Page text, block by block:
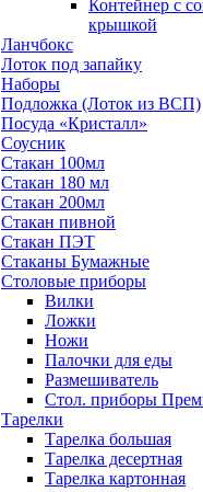
Контейнер с
крышкой
Ланчбокс
Лоток под запайку
Наборы
Подложка (Лоток из ВСП)
Посуда «Кристалл»
Соусник
Стакан 100мл
Стакан 180 мл
Стакан 200мл
Стакан пивной
Стакан ПЭТ
Стаканы Бумажные
Столовые приборы
Вилки
Ложки
Ножи
Палочки для еды
Размешиватель
Стол. приборы
Тарелки
Тарелка большая
Тарелка десертная
Тарелка картонная